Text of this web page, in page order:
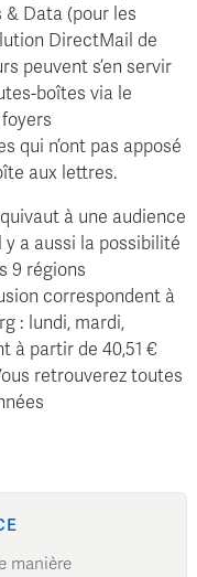
Data (pour les
DirectMail de
peuvent s’en servir
boîtes via le
qui n’ont pas apposé
aux lettres.
à une audience
a aussi la possibilité
9 régions
correspondent à
: lundi, mardi,
à partir de 40,51 €
retrouverez toutes
manière